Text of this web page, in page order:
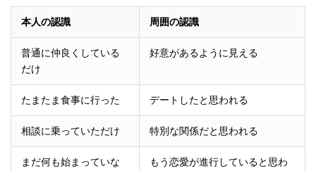
本人の認識 周囲の認識
普通に仲良くしている
だけ
好意があるように見える
たまたま食事に行った デートしたと思われる
相談に乗っていただけ 特別な関係だと思われる
まだ何も始まっていな
もう恋愛が進行していると思わ